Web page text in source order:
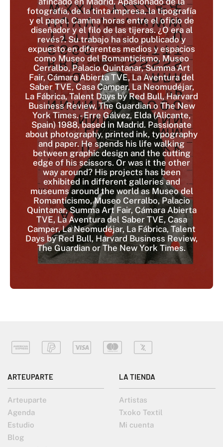
fotografía, de la tinta impresa, la tipografía
y el papel. Camina horas entre el oficio de
diseñador y el filo de las tijeras. ¿O era al
revés?. Su trabajo ha sido publicado y
expuesto en diferentes medios y espacios
como Museo del Romanticismo, Museo
Cerralbo, Palacio Quintanar, Summa Art
Fair, Cámara Abierta TVE, La Aventura del
Saber TVE, Casa Camper, La Neomudéjar,
La Fábrica, Talent Days by Red Bull, Harvard
Business Review, The Guardian o The New
York Times. - Erre Gálvez, Elda (Alicante,
Spain) 1988, based in Madrid. Passionate
about photography, printed ink, typography
and paper. He spends his life walking
between graphic design and the cutting
edge of his scissors. Or was it the other
way around? His projects has been
exhibited in different galleries and
museums around the world as Museo del
Romanticismo, Museo Cerralbo, Palacio
Quintanar, Summa Art Fair, Cámara Abierta
TVE, La Aventura del Saber TVE, Casa
Camper, La Neomudéjar, La Fábrica, Talent
Days by Red Bull, Harvard Business Review,
The Guardian or The New York Times.
ARTEUPARTE
Arteuparte
Agenda
Estudio
Blog
LA TIENDA
Artistas
Txoko Textil
Mi cuenta